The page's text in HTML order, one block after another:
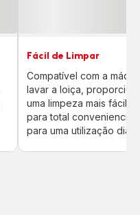
Fácil de Limpar
Compatível com a
lavar a loiça,
uma limpeza mais fácil e
para total conveniencia
para uma utilização